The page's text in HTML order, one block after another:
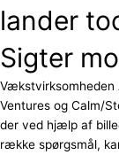
lander
Sigter
Vækstvirksomheden
Ventures og Calm/
der ved hjælp af
række spørgsmål,